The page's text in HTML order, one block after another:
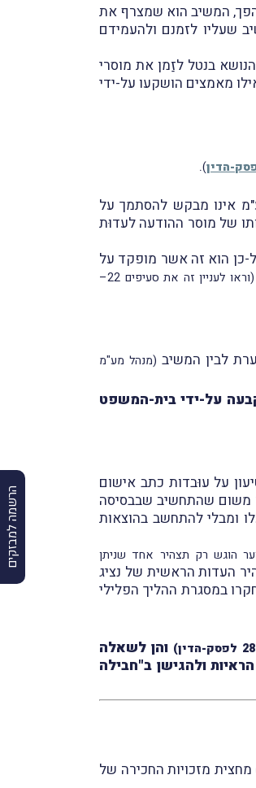
הרשמה למבזקים
המשיב הוא שמצרף את
שעליו לזמנם ולהעמידם
בנטל לזַמן את מוסרי
מאמצים הושקעו על-ידי
הדין)
.
אינו מבקש להסתמך על
של מוסר ההודעה לעדוּת
כן הוא זה אשר מופקד על
(וראו לעניין זה את סעיפים 22–
(מנהל מע"מ
על-ידי בית-המשפט
על עוּבדות כתב אישום
משום שהתחשיב שבבסיסה
ומבלי להתחשב בהוצאות
הוגש רק תצהיר אחד שניתן
צורפו לתצהיר העדות הראשית של נציג
הם נחקרו במסגרת ההליך הפלילי
והן לשאלה
ולהגישן ב"חבילה
מחצית מזכויות החכירה של